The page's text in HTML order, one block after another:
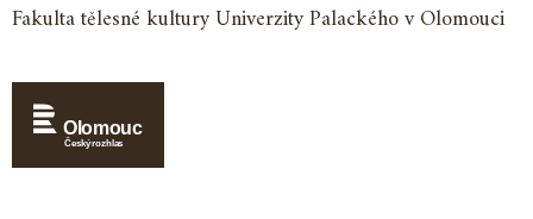
Fakulta tělesné kultury Univerzity Palackého v Olomouci